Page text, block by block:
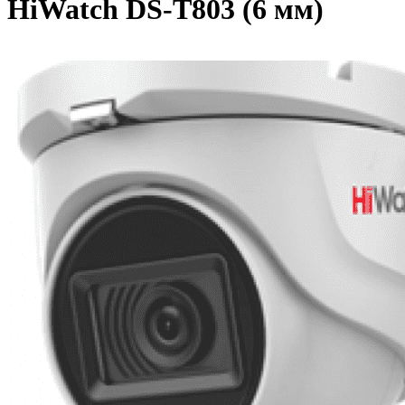
HiWatch DS-T803 (6 мм)